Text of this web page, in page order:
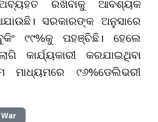
ରଖିବାକୁ ଆବଶ୍ୟକ
ସରକାରଙ୍କ ଅନୁସାରେ
୯୯%କୁ ପହଞ୍ଚିଛି। ହେଲେ
କାର୍ଯ୍ୟକାରୀ କରଯାଇଥିବା
ମାଧ୍ୟମରେ ୯୬%ଡେଲିଭରୀ